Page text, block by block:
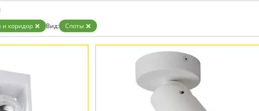
и коридор Вид: Споты